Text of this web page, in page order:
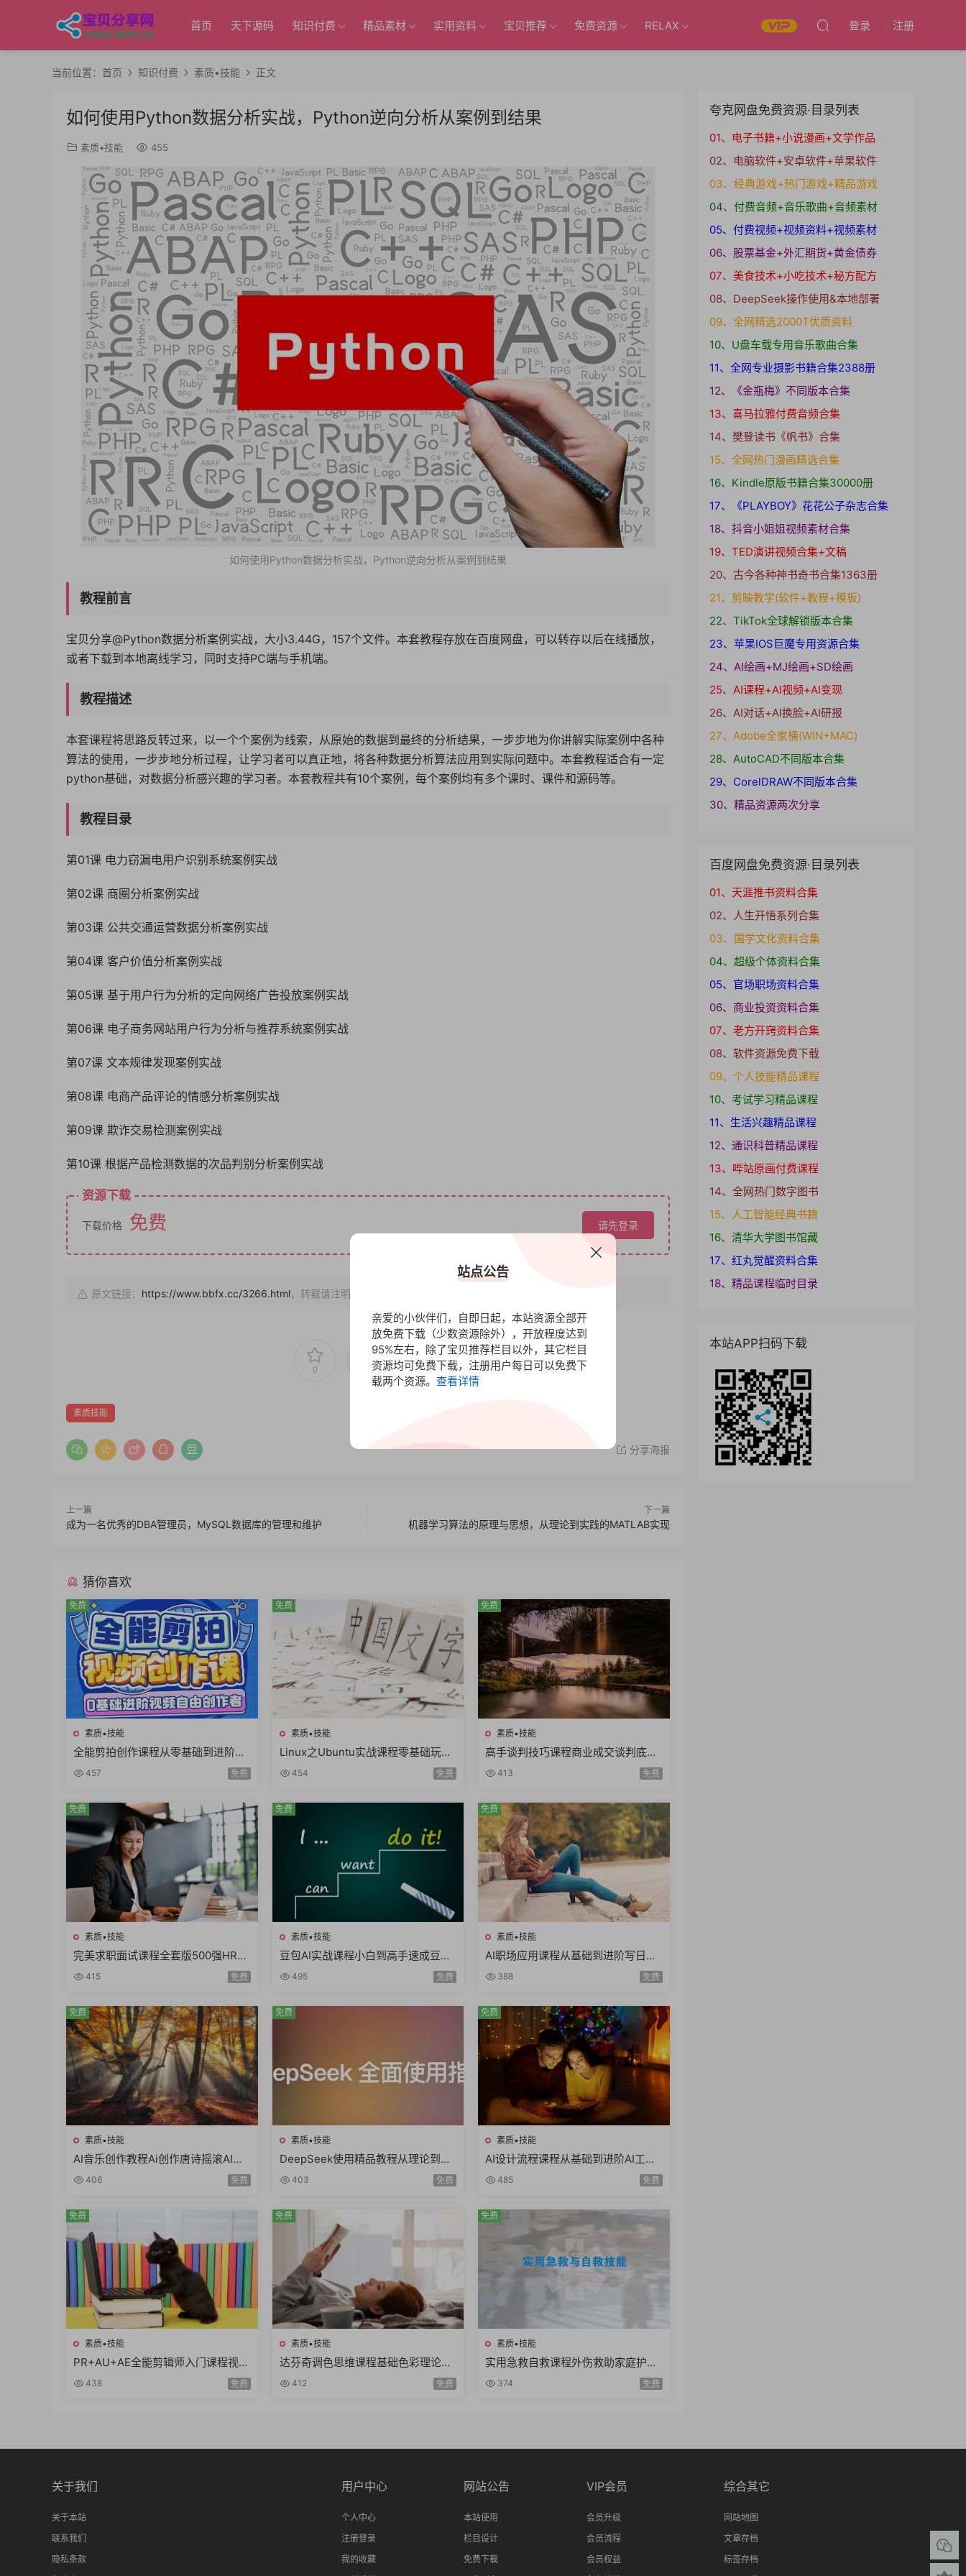
首页 天下源码 知识付费 精品素材 实用资料 宝贝推荐 免费资源 RELAX 登录 注册
当前位置： 首页 知识付费 素质•技能 正文
如何使用Python数据分析实战，Python逆向分析从案例到结果
素质•技能 455
如何使用Python数据分析实战，Python逆向分析从案例到结果
教程前言
宝贝分享@Python数据分析案例实战，大小3.44G，157个文件。本套教程存放在百度网盘，可以转存以后在线播放，
或者下载到本地离线学习，同时支持PC端与手机端。
教程描述
本套课程将思路反转过来，以一个个案例为线索，从原始的数据到最终的分析结果，一步步地为你讲解实际案例中各种
算法的使用，一步步地分析过程，让学习者可以真正地，将各种数据分析算法应用到实际问题中。本套教程适合有一定
python基础，对数据分析感兴趣的学习者。本套教程共有10个案例，每个案例均有多个课时、课件和源码等。
教程目录
第01课 电力窃漏电用户识别系统案例实战
第02课 商圈分析案例实战
第03课 公共交通运营数据分析案例实战
第04课 客户价值分析案例实战
第05课 基于用户行为分析的定向网络广告投放案例实战
第06课 电子商务网站用户行为分析与推荐系统案例实战
第07课 文本规律发现案例实战
第08课 电商产品评论的情感分析案例实战
第09课 欺诈交易检测案例实战
第10课 根据产品检测数据的次品判别分析案例实战
资源下载
下载价格 免费 请先登录
原文链接： https://www.bbfx.cc/3266.html，转载请注明出处。
0 赏 0
素质技能
分享海报
上一篇
成为一名优秀的DBA管理员，MySQL数据库的管理和维护
下一篇
机器学习算法的原理与思想，从理论到实践的MATLAB实现
猜你喜欢
素质•技能
全能剪拍创作课程从零基础到进阶视
频拍摄视频剪辑视频自由创作者
457 免费
免费
素质•技能
Linux之Ubuntu实战课程零基础玩转
嵌入式Linux工程师开发入门共22课
时
454 免费
免费
素质•技能
高手谈判技巧课程商业成交谈判底线
谈判态度双赢思维谈判筹码谈判目标
25课时
413 免费
免费
素质•技能
完美求职面试课程全套版500强HR完
美简历面试技巧电话面试职业规划面
试礼仪
415 免费
免费
素质•技能
豆包AI实战课程小白到高手速成豆包
智能体AI写作辅助内容创作语言学习
495 免费
免费
素质•技能
AI职场应用课程从基础到进阶写日报
做PPT做Excel写方案写公文AI提示
词
388 免费
免费
素质•技能
AI音乐创作教程Ai创作唐诗摇滚AI复
活老照片AI制作MV情歌AI创意广告歌
曲
406 免费
免费
素质•技能
DeepSeek使用精品教程从理论到实
践模型训练DeepSeek技术生态AI时
代必修课
403 免费
免费
素质•技能
AI设计流程课程从基础到进阶AI工具
使用自动化流程AI出图案例分析设计
师必学
485 免费
免费
素质•技能
PR+AU+AE全能剪辑师入门课程视频
剪辑音频处理特效制作项目实战共35
课时
438 免费
免费
素质•技能
达芬奇调色思维课程基础色彩理论高
级实战技巧模仿大师风格项目实战思
维进阶
412 免费
免费
素质•技能
实用急救自救课程外伤救助家庭护理
复苏急救骨伤救助重病防治知识技能
全20讲
374 免费
免费
夸克网盘免费资源·目录列表
01、电子书籍+小说漫画+文学作品
02、电脑软件+安卓软件+苹果软件
03、经典游戏+热门游戏+精品游戏
04、付费音频+音乐歌曲+音频素材
05、付费视频+视频资料+视频素材
06、股票基金+外汇期货+黄金债券
07、美食技术+小吃技术+秘方配方
08、DeepSeek操作使用&本地部署
09、全网精选2000T优质资料
10、U盘车载专用音乐歌曲合集
11、全网专业摄影书籍合集2388册
12、《金瓶梅》不同版本合集
13、喜马拉雅付费音频合集
14、樊登读书《帆书》合集
15、全网热门漫画精选合集
16、Kindle原版书籍合集30000册
17、《PLAYBOY》花花公子杂志合集
18、抖音小姐姐视频素材合集
19、TED演讲视频合集+文稿
20、古今各种神书奇书合集1363册
21、剪映教学(软件+教程+模板)
22、TikTok全球解锁版本合集
23、苹果IOS巨魔专用资源合集
24、AI绘画+MJ绘画+SD绘画
25、AI课程+AI视频+AI变现
26、AI对话+AI换脸+AI研报
27、Adobe全家桶(WIN+MAC)
28、AutoCAD不同版本合集
29、CorelDRAW不同版本合集
30、精品资源两次分享
百度网盘免费资源·目录列表
01、天涯推书资料合集
02、人生开悟系列合集
03、国学文化资料合集
04、超级个体资料合集
05、官场职场资料合集
06、商业投资资料合集
07、老方开窍资料合集
08、软件资源免费下载
09、个人技能精品课程
10、考试学习精品课程
11、生活兴趣精品课程
12、通识科普精品课程
13、哔站原画付费课程
14、全网热门数字图书
15、人工智能经典书籍
16、清华大学图书馆藏
17、红丸觉醒资料合集
18、精品课程临时目录
本站APP扫码下载
关于我们
关于本站
联系我们
隐私条款
用户中心
个人中心
注册登录
我的收藏
网站公告
本站使用
栏目设计
免费下载
VIP会员
会员升级
会员流程
会员权益
综合其它
网站地图
文章存档
标签存档
站点公告
亲爱的小伙伴们，自即日起，本站资源全部开
放免费下载（少数资源除外），开放程度达到
95%左右，除了宝贝推荐栏目以外，其它栏目
资源均可免费下载，注册用户每日可以免费下
载两个资源。 查看详情